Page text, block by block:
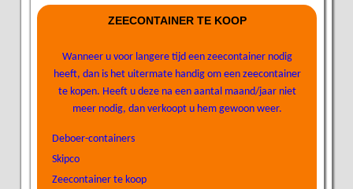
ZEECONTAINER TE KOOP
Wanneer u voor langere tijd een zeecontainer nodig
heeft, dan is het uitermate handig om een zeecontainer
te kopen. Heeft u deze na een aantal maand/jaar niet
meer nodig, dan verkoopt u hem gewoon weer.
Deboer-containers
Skipco
Zeecontainer te koop